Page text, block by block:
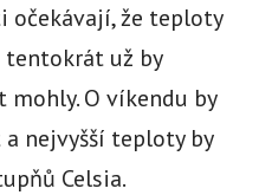
očekávají, že teploty
tentokrát už by
O víkendu by
nejvyšší teploty by
Celsia.